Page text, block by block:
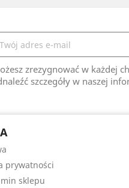
zrezygnować w każdej
szczegóły w naszej
prywatności
sklepu